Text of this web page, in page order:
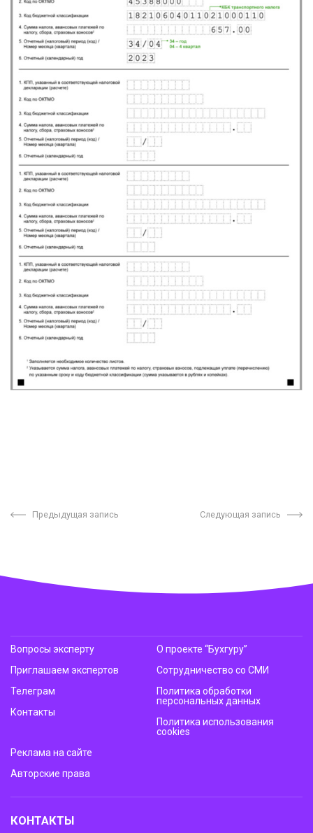
Предыдущая запись Следующая запись
Вопросы эксперту
Приглашаем экспертов
Телеграм
Контакты
О проекте “Бухгуру”
Сотрудничество со СМИ
Политика обработки
персональных данных
Политика использования
cookies
Реклама на сайте
Авторские права
КОНТАКТЫ